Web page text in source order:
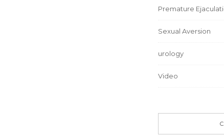
Premature
Sexual Aversion
urology
Video